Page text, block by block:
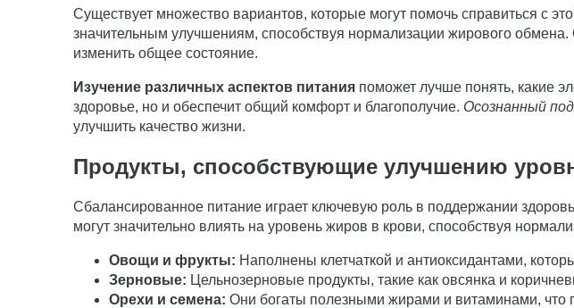
Существует множество вариантов, которые могут помочь справиться с
значительным улучшениям, способствуя нормализации жирового
изменить общее состояние.
Изучение различных аспектов питания поможет лучше понять, какие
здоровье, но и обеспечит общий комфорт и благополучие. Осознанный
улучшить качество жизни.
Продукты, способствующие улучшению
Сбалансированное питание играет ключевую роль в поддержании
могут значительно влиять на уровень жиров в крови, способствуя
Овощи и фрукты: Наполнены клетчаткой и антиоксидантами,
Зерновые: Цельнозерновые продукты, такие как овсянка и
Орехи и семена: Они богаты полезными жирами и витаминами, что